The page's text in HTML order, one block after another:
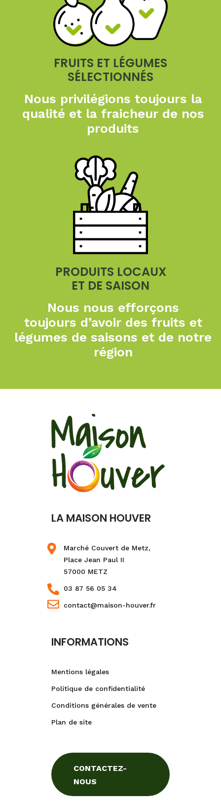
FRUITS ET LÉGUMES
SÉLECTIONNÉS
Nous privilégions toujours la
qualité et la fraicheurde nos
produits
PRODUITS LOCAUX
ET DE SAISON
Nous nous efforçons
toujours d’avoir des fruits et
légumes de saisons et de notre
région
LA MAISON HOUVER
Marché Couvert de Metz,
Place Jean Paul II
57000 METZ
03 87 56 05 34
contact@maison-houver.fr
INFORMATIONS
Mentions légales
Politique de confidentialité
Conditions générales de vente
Plan de site
CONTACTEZ-
NOUS